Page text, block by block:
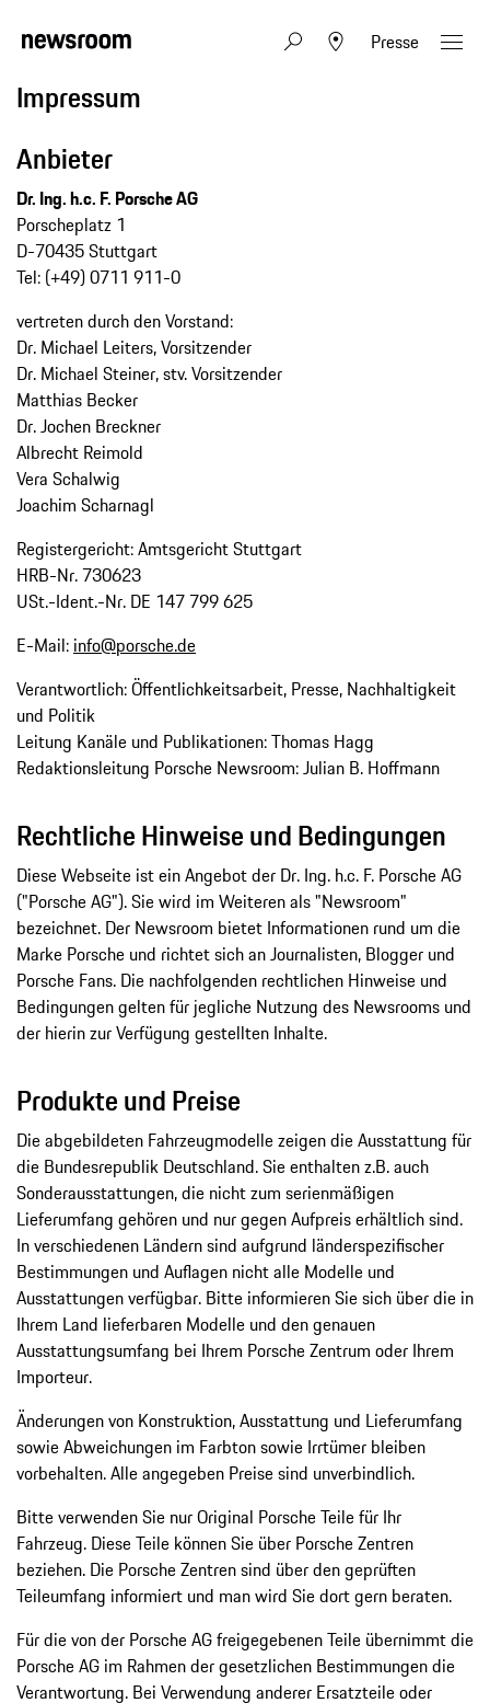
Presse
Impressum
Anbieter
Dr. Ing. h.c. F. Porsche AG
Porscheplatz 1
D-70435 Stuttgart
Tel: (+49) 0711 911-0
vertreten durch den Vorstand:
Dr. Michael Leiters, Vorsitzender
Dr. Michael Steiner, stv. Vorsitzender
Matthias Becker
Dr. Jochen Breckner
Albrecht Reimold
Vera Schalwig
Joachim Scharnagl
Registergericht: Amtsgericht Stuttgart
HRB-Nr. 730623
USt.-Ident.-Nr. DE 147 799 625
E-Mail: info@porsche.de
Verantwortlich: Öffentlichkeitsarbeit, Presse, Nachhaltigkeit
und Politik
Leitung Kanäle und Publikationen: Thomas Hagg
Redaktionsleitung Porsche Newsroom: Julian B. Hoffmann
Rechtliche Hinweise und Bedingungen
Diese Webseite ist ein Angebot der Dr. Ing. h.c. F. Porsche AG
("Porsche AG"). Sie wird im Weiteren als "Newsroom"
bezeichnet. Der Newsroom bietet Informationen rund um die
Marke Porsche und richtet sich an Journalisten, Blogger und
Porsche Fans. Die nachfolgenden rechtlichen Hinweise und
Bedingungen gelten für jegliche Nutzung des Newsrooms und
der hierin zur Verfügung gestellten Inhalte.
Produkte und Preise
Die abgebildeten Fahrzeugmodelle zeigen die Ausstattung für
die Bundesrepublik Deutschland. Sie enthalten z.B. auch
Sonderausstattungen, die nicht zum serienmäßigen
Lieferumfang gehören und nur gegen Aufpreis erhältlich sind.
In verschiedenen Ländern sind aufgrund länderspezifischer
Bestimmungen und Auflagen nicht alle Modelle und
Ausstattungen verfügbar. Bitte informieren Sie sich über die in
Ihrem Land lieferbaren Modelle und den genauen
Ausstattungsumfang bei Ihrem Porsche Zentrum oder Ihrem
Importeur.
Änderungen von Konstruktion, Ausstattung und Lieferumfang
sowie Abweichungen im Farbton sowie Irrtümer bleiben
vorbehalten. Alle angegeben Preise sind unverbindlich.
Bitte verwenden Sie nur Original Porsche Teile für Ihr
Fahrzeug. Diese Teile können Sie über Porsche Zentren
beziehen. Die Porsche Zentren sind über den geprüften
Teileumfang informiert und man wird Sie dort gern beraten.
Für die von der Porsche AG freigegebenen Teile übernimmt die
Porsche AG im Rahmen der gesetzlichen Bestimmungen die
Verantwortung. Bei Verwendung anderer Ersatzteile oder